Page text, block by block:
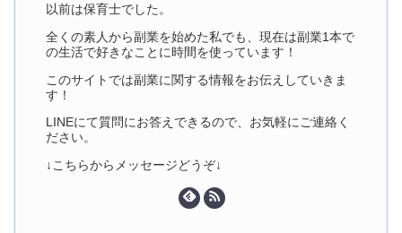
以前は保育士でした。
全くの素人から副業を始めた私でも、現在は副業1本で
の生活で好きなことに時間を使っています！
このサイトでは副業に関する情報をお伝えしていきま
す！
LINEにて質問にお答えできるので、お気軽にご連絡く
ださい。
↓こちらからメッセージどうぞ↓